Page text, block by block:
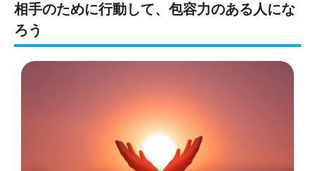
相手のために行動して、包容力のある人にな
ろう